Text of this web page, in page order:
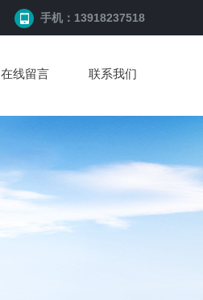
手机：13918237518
在线留言 联系我们